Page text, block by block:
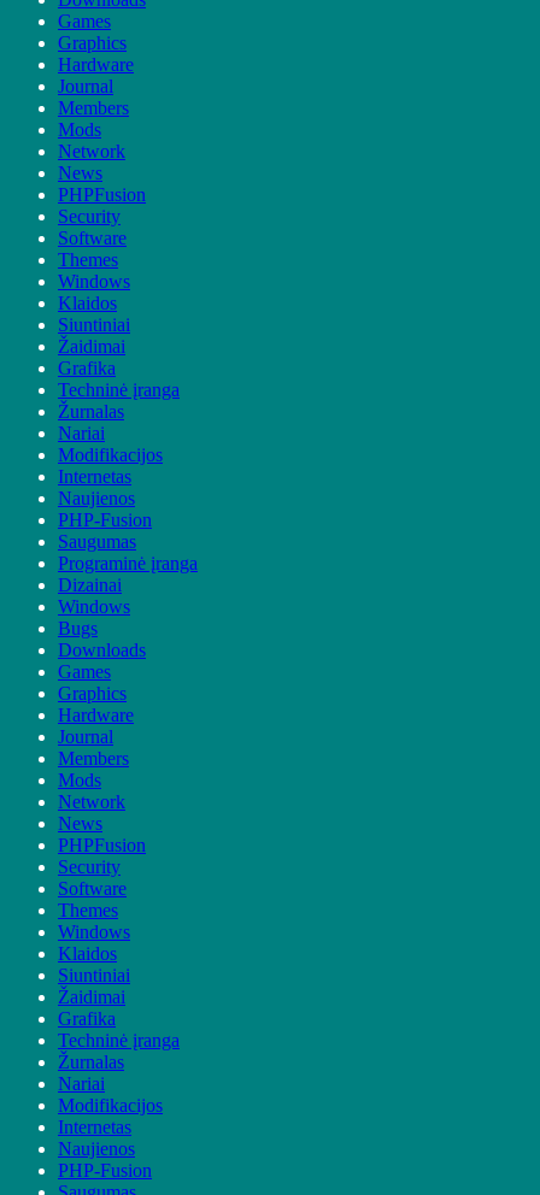
Games
Graphics
Hardware
Journal
Members
Mods
Network
News
PHPFusion
Security
Software
Themes
Windows
Klaidos
Siuntiniai
Žaidimai
Grafika
Techninė įranga
Žurnalas
Nariai
Modifikacijos
Internetas
Naujienos
PHP-Fusion
Saugumas
Programinė įranga
Dizainai
Windows
Bugs
Downloads
Games
Graphics
Hardware
Journal
Members
Mods
Network
News
PHPFusion
Security
Software
Themes
Windows
Klaidos
Siuntiniai
Žaidimai
Grafika
Techninė įranga
Žurnalas
Nariai
Modifikacijos
Internetas
Naujienos
PHP-Fusion